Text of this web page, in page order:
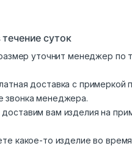
суток
уточнит менеджер по
доставка с примеркой
звонка менеджера.
вам изделия на
какое-то изделие во